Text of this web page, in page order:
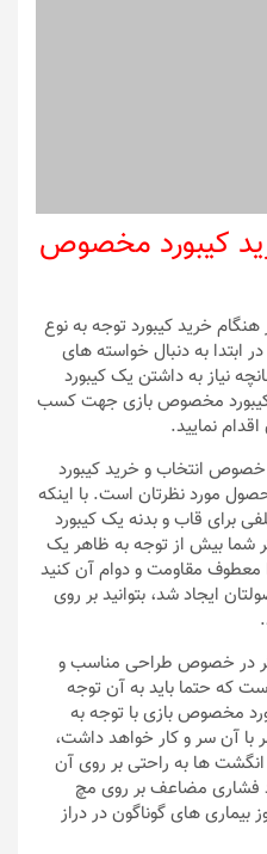
کیبورد مخصوص
هنگام خرید کیبورد توجه به نوع
ابتدا به دنبال خواسته های
نیاز به داشتن یک کیبورد
کیبورد مخصوص بازی جهت کسب
نمایید.
انتخاب و خرید کیبورد
مورد نظرتان است. با اینکه
برای قاب و بدنه یک کیبورد
شما بیش از توجه به ظاهر یک
معطوف مقاومت و دوام آن کنید
ایجاد شد، بتوانید بر روی
در خصوص طراحی مناسب و
که حتما باید به آن توجه
مخصوص بازی با توجه به
با آن سر و کار خواهد داشت،
ها به راحتی بر روی آن
فشاری مضاعف بر روی مچ
های گوناگون در دراز